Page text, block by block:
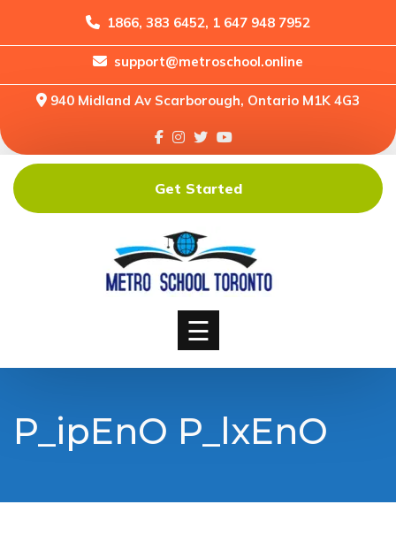
1866, 383 6452, 1 647 948 7952
support@metroschool.online
940 Midland Av Scarborough, Ontario M1K 4G3
Home
Forums
Downloads
Shop
☰
Get Started
P_ipEnO P_lxEnO